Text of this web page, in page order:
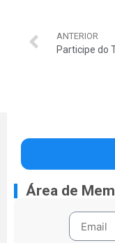
ANTERIOR
Área de